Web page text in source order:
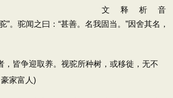
驼闻之曰：“甚善。名我固当。”因舍其名，
皆争迎取养。视驼所种树，或移徙，无不
家富人)